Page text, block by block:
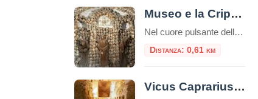
Museo e la Cripta dei Frati Cappuccini
Nel cuore pulsante della Dolce Vita romana, lungo la celebre Via Veneto, si cela un luogo che offre un’esperienza tanto profonda quanto inaspettata, un viaggio che intreccia arte, storia e una potente riflessione sulla vita e la morte. È il Complesso di Santa Maria della Concezione, che ospita il Museo e la Cripta dei Frati […]
Distanza: 0,61 km
Vicus Caprarius – la Città dell’Acqua